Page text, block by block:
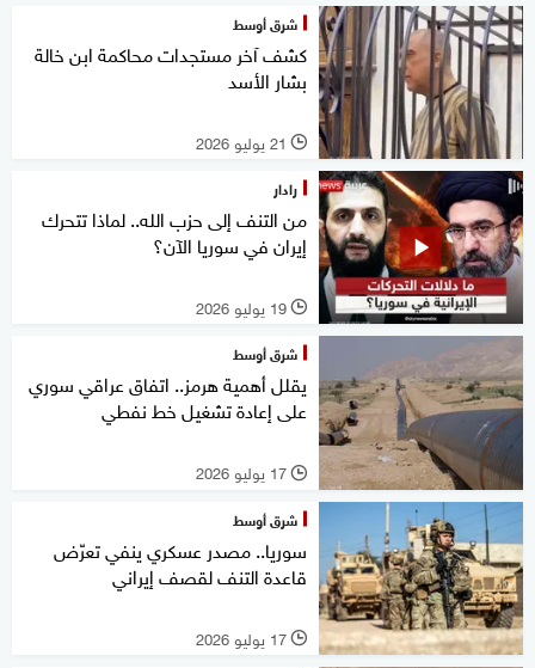
شرق أوسط
كشف آخر مستجدات محاكمة ابن خالة
بشار الأسد
l 21 يوليو 2026
رادار
من التنف إلى حزب الله.. لماذا تتحرك
إيران في سوريا الآن؟
l 19 يوليو 2026
شرق أوسط
يقلل أهمية هرمز.. اتفاق عراقي سوري
على إعادة تشغيل خط نفطي
l 17 يوليو 2026
شرق أوسط
سوريا.. مصدر عسكري ينفي تعرّض
قاعدة التنف لقصف إيراني
l 17 يوليو 2026